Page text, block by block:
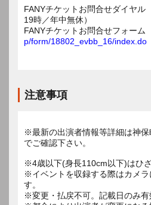
FANYチケットお問合せダイヤ
19時／年中無休）
FANYチケットお問合せフォーム
p/form/18802_evbb_16/index.do
注意事項
※最新の出演者情報等詳細は神
でご確認下さい。
※4歳以下(身長110cm以下)はひざ
※イベントを収録する際はカメラ
す。
※変更・払戻不可。記載日のみ有